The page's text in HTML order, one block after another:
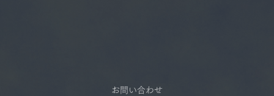
お問い合わせ